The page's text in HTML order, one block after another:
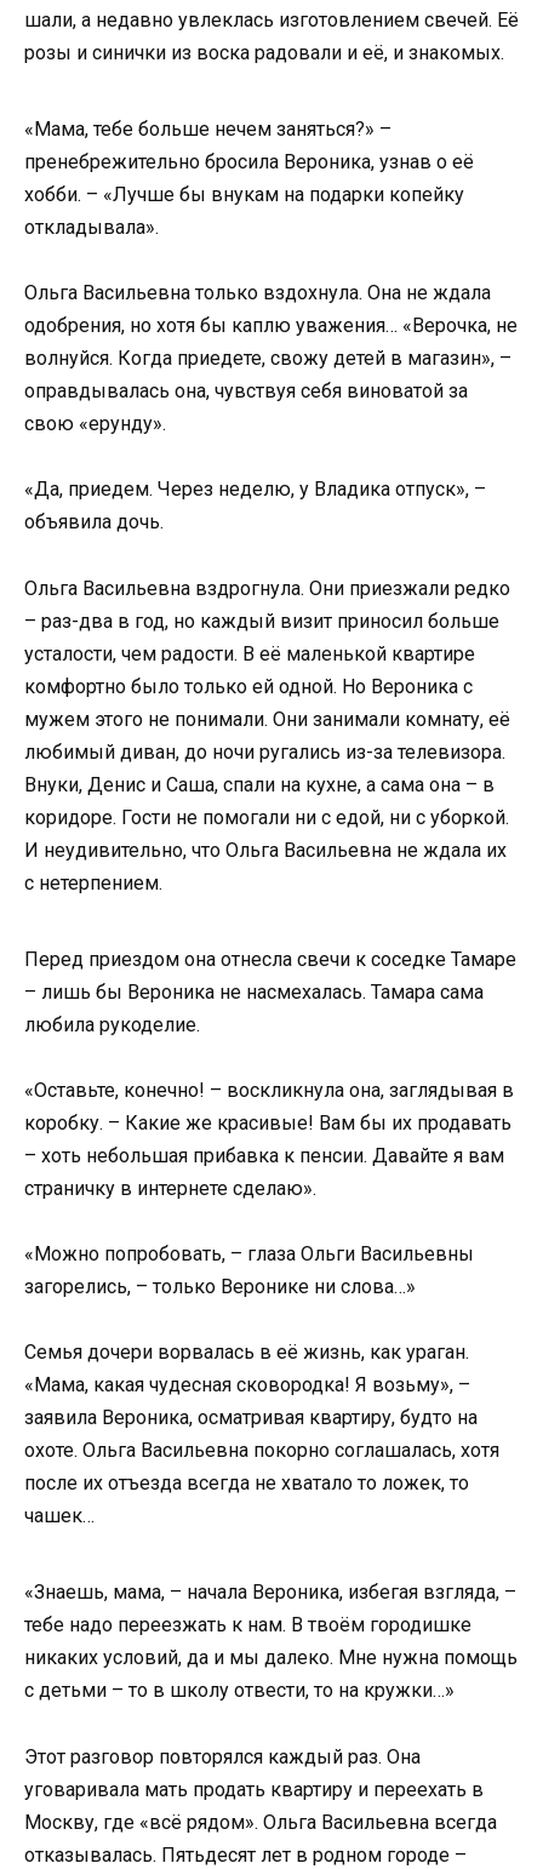
шали, а недавно увлеклась изготовлением свечей. Её
розы и синички из воска радовали и её, и знакомых.
«Мама, тебе больше нечем заняться?» –
пренебрежительно бросила Вероника, узнав о её
хобби. – «Лучше бы внукам на подарки копейку
откладывала».
Ольга Васильевна только вздохнула. Она не ждала
одобрения, но хотя бы каплю уважения… «Верочка, не
волнуйся. Когда приедете, свожу детей в магазин», –
оправдывалась она, чувствуя себя виноватой за
свою «ерунду».
«Да, приедем. Через неделю, у Владика отпуск», –
объявила дочь.
Ольга Васильевна вздрогнула. Они приезжали редко
– раз-два в год, но каждый визит приносил больше
усталости, чем радости. В её маленькой квартире
комфортно было только ей одной. Но Вероника с
мужем этого не понимали. Они занимали комнату, её
любимый диван, до ночи ругались из-за телевизора.
Внуки, Денис и Саша, спали на кухне, а сама она – в
коридоре. Гости не помогали ни с едой, ни с уборкой.
И неудивительно, что Ольга Васильевна не ждала их
с нетерпением.
Перед приездом она отнесла свечи к соседке Тамаре
– лишь бы Вероника не насмехалась. Тамара сама
любила рукоделие.
«Оставьте, конечно! – воскликнула она, заглядывая в
коробку. – Какие же красивые! Вам бы их продавать
– хоть небольшая прибавка к пенсии. Давайте я вам
страничку в интернете сделаю».
«Можно попробовать, – глаза Ольги Васильевны
загорелись, – только Веронике ни слова…»
Семья дочери ворвалась в её жизнь, как ураган.
«Мама, какая чудесная сковородка! Я возьму», –
заявила Вероника, осматривая квартиру, будто на
охоте. Ольга Васильевна покорно соглашалась, хотя
после их отъезда всегда не хватало то ложек, то
чашек…
«Знаешь, мама, – начала Вероника, избегая взгляда, –
тебе надо переезжать к нам. В твоём городишке
никаких условий, да и мы далеко. Мне нужна помощь
с детьми – то в школу отвести, то на кружки…»
Этот разговор повторялся каждый раз. Она
уговаривала мать продать квартиру и переехать в
Москву, где «всё рядом». Ольга Васильевна всегда
отказывалась. Пятьдесят лет в родном городе –